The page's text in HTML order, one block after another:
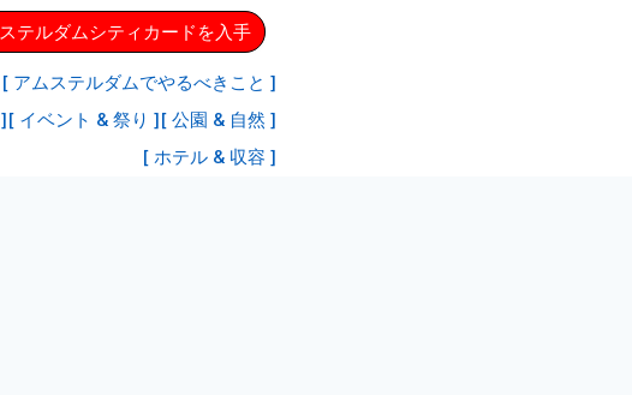
テルダムシティカードを入手
[ アムステルダムでやるべきこと ]
[ イベント & 祭り ][ 公園 & 自然 ]
[ ホテル & 収容 ]